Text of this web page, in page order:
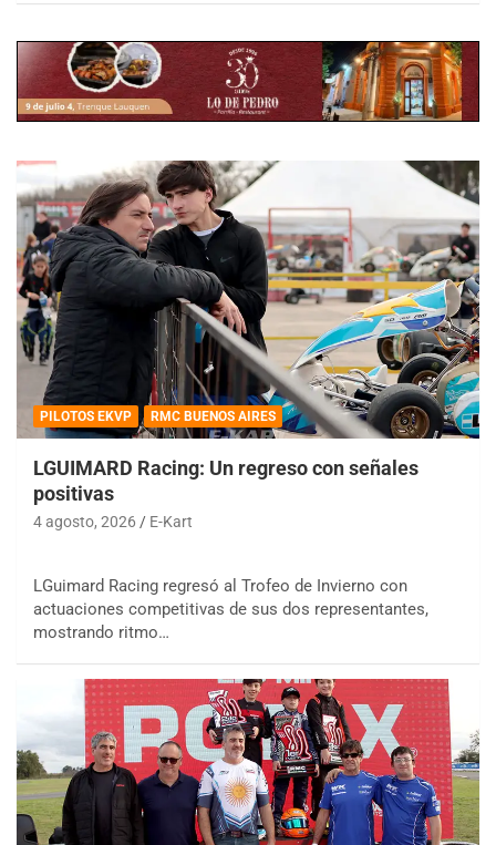
PILOTOS EKVP RMC BUENOS AIRES
LGUIMARD Racing: Un regreso con señales
positivas
4 agosto, 2026 E-Kart
LGuimard Racing regresó al Trofeo de Invierno con
actuaciones competitivas de sus dos representantes,
mostrando ritmo…